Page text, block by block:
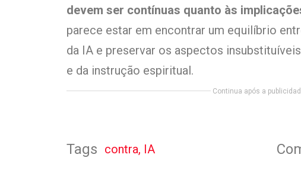
devem ser contínuas quanto às
parece estar em encontrar um equilíbrio
da IA e preservar os aspectos
e da instrução espiritual.
Continua após a
Tags contra, IA